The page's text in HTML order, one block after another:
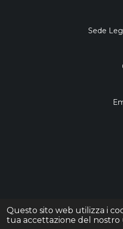
Questo sito web utilizza i
tua accettazione del nostro
Sede
© 2023 MaurizioSoldaniShop